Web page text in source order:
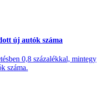
új autók száma
0,8 százalékkal, mintegy
száma.